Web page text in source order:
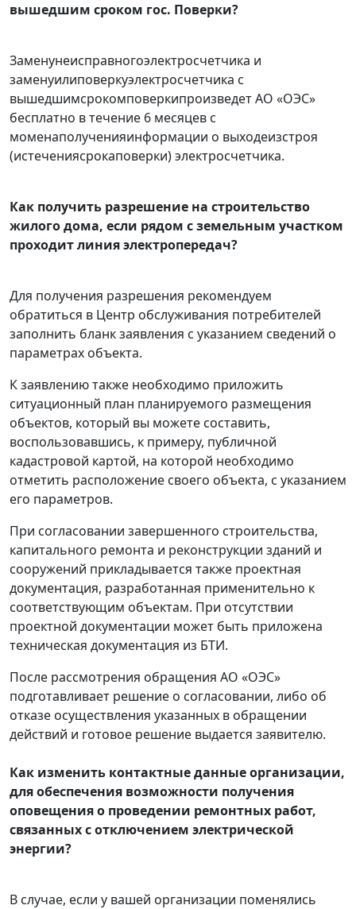
вышедшим сроком гос. Поверки?
Заменунеисправногоэлектросчетчика и
заменуилиповеркуэлектросчетчика с
вышедшимсрокомповеркипроизведет АО «ОЭС»
бесплатно в течение 6 месяцев с
моменаполученияинформации о выходеизстроя
(истечениясрокаповерки) электросчетчика.
Как получить разрешение на строительство
жилого дома, если рядом с земельным участком
проходит линия электропередач?
Для получения разрешения рекомендуем
обратиться в Центр обслуживания потребителей
заполнить бланк заявления с указанием сведений о
параметрах объекта.
К заявлению также необходимо приложить
ситуационный план планируемого размещения
объектов, который вы можете составить,
воспользовавшись, к примеру, публичной
кадастровой картой, на которой необходимо
отметить расположение своего объекта, с указанием
его параметров.
При согласовании завершенного строительства,
капитального ремонта и реконструкции зданий и
сооружений прикладывается также проектная
документация, разработанная применительно к
соответствующим объектам. При отсутствии
проектной документации может быть приложена
техническая документация из БТИ.
После рассмотрения обращения АО «ОЭС»
подготавливает решение о согласовании, либо об
отказе осуществления указанных в обращении
действий и готовое решение выдается заявителю.
Как изменить контактные данные организации,
для обеспечения возможности получения
оповещения о проведении ремонтных работ,
связанных с отключением электрической
энергии?
В случае, если у вашей организации поменялись